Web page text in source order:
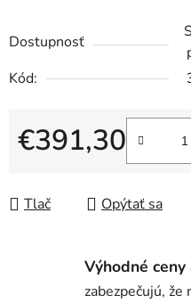
Dostupnosť
Kód:
€391,30
Tlač Opýtať sa
Výhodné ceny
zabezpečujú, že